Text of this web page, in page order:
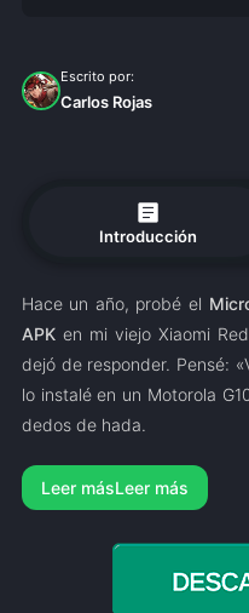
Escrito por:
Carlos Rojas
article
Introducción
Hace un año, probé el
APKen mi viejo Xiaomi
dejó de responder. Pensé:
lo instalé en un Motorola
dedos de hada.
Leer más